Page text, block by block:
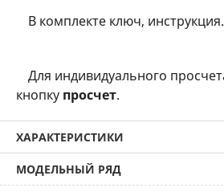
В комплекте ключ, инструкция.
Для индивидуального просчета нажмите
кнопку просчет.
ХАРАКТЕРИСТИКИ
МОДЕЛЬНЫЙ РЯД